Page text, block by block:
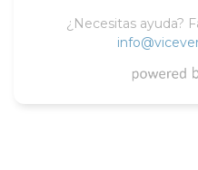
¿Necesitas ayuda?